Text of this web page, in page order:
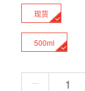
现货
500ml